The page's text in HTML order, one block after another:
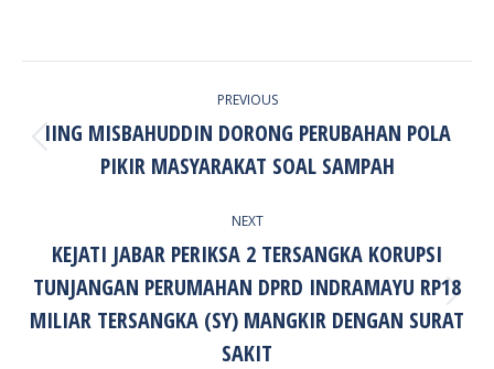
PREVIOUS
Previous
post:
IING MISBAHUDDIN DORONG PERUBAHAN POLA
PIKIR MASYARAKAT SOAL SAMPAH
NEXT
Next
post:
KEJATI JABAR PERIKSA 2 TERSANGKA KORUPSI
TUNJANGAN PERUMAHAN DPRD INDRAMAYU RP18
MILIAR TERSANGKA (SY) MANGKIR DENGAN SURAT
SAKIT